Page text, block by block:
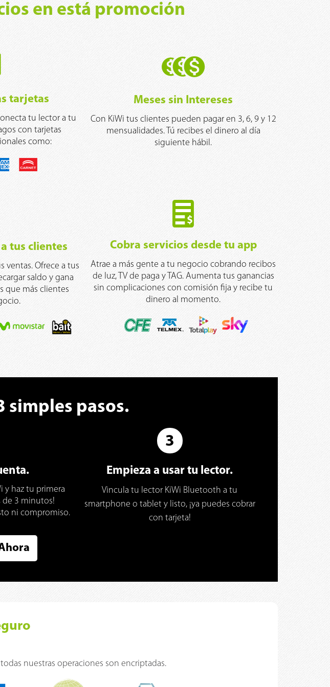
en está promoción
tarjetas
tu lector a tu
con tarjetas
como:
Meses sin Intereses
Con KiWi tus clientes pueden pagar en 3, 6, 9 y 12
mensualidades. Tú recibes el dinero al día
siguiente hábil.
tus clientes
ventas. Ofrece a tus
saldo y gana
que más clientes
Cobra servicios desde tu app
Atrae a más gente a tu negocio cobrando recibos
de luz, TV de paga y TAG. Aumenta tus ganancias
sin complicaciones con comisión fija y recibe tu
dinero al momento.
simples pasos.
y haz tu primera
de 3 minutos!
ni compromiso.
3
Empieza a usar tu lector.
Vincula tu lector KiWi Bluetooth a tu
smartphone o tablet y listo, ¡ya puedes cobrar
con tarjeta!
nuestras operaciones son encriptadas.